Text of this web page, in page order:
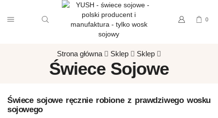
0
Strona główna Sklep Sklep
Świece Sojowe
Świece sojowe ręcznie robionez prawdziwego wosku
sojowego